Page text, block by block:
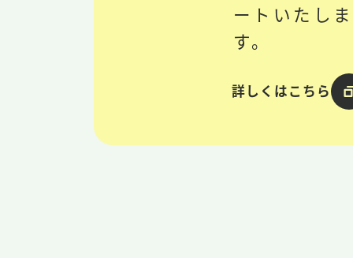
ートいたしま
す。
詳しくはこちら